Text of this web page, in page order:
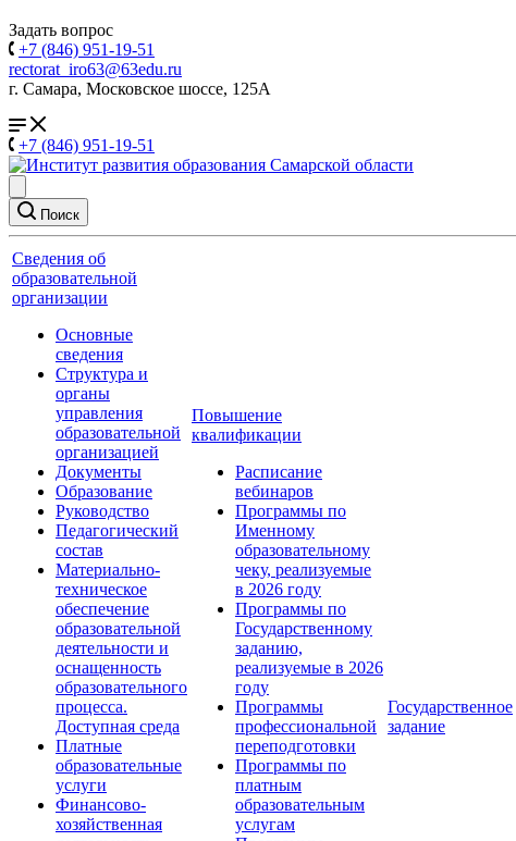
Задать вопрос
+7 (846) 951-19-51
rectorat_iro63@63edu.ru
г. Самара, Московское шоссе, 125А
+7 (846) 951-19-51
Поиск
Сведения об
образовательной
организации
Основные
сведения
Структура и
органы
управления
образовательной
организацией
Документы
Образование
Руководство
Педагогический
состав
Материально-
техническое
обеспечение
образовательной
деятельности и
оснащенность
образовательного
процесса.
Доступная среда
Платные
образовательные
услуги
Финансово-
хозяйственная
Повышение
квалификации
Расписание
вебинаров
Программы по
Именному
образовательному
чеку, реализуемые
в 2026 году
Программы по
Государственному
заданию,
реализуемые в 2026
году
Программы
профессиональной
переподготовки
Программы по
платным
образовательным
услугам
Государственное
задание